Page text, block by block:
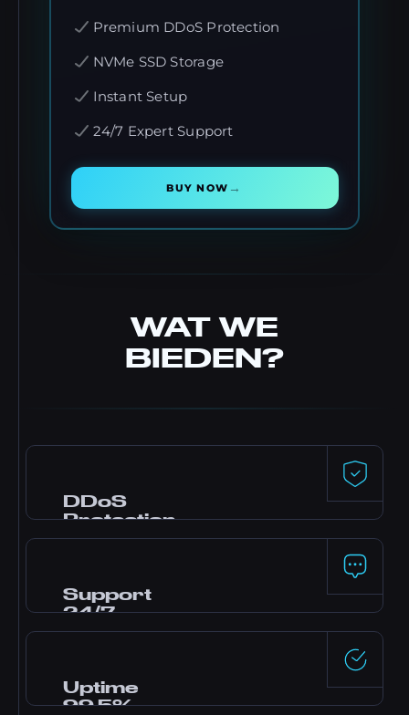
Premium DDoS Protection
NVMe SSD Storage
Instant Setup
24/7 Expert Support
BUY NOW →
WAT WE
BIEDEN?
DDoS
Protection
gaming geoptimaliseerde filters. Uw server
blijft online, zelfs tijdens aanvallen.
Support
24/7
meeste vragen worden binnen enkele
minuten beantwoord.
Uptime
99,5%